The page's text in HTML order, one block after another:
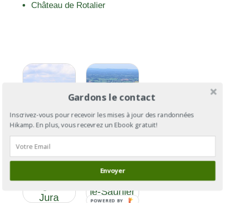
Château de Rotalier
GR®59 :
Jura
GR®59
section 3 :
de Lons-
le-Saunier
Gardons le contact
Inscrivez-vous pour recevoir les mises à jour des randonnées
Hikamp. En plus, vous recevrez un Ebook gratuit!
Envoyer
POWERED BY